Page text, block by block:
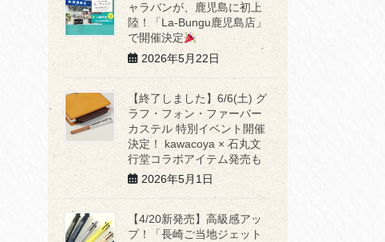
ャラバンが、鹿児島に初上
陸！「La-Bungu鹿児島店」
で開催決定
2026年5月22日
【終了しました】6/6(土) グ
ラフ・フォン・ファーバー
カステル 特別イベント開催
決定！ kawacoya × 石丸文
行堂コラボアイテム発売も
2026年5月1日
【4/20新発売】高級感アッ
プ！「長崎ご当地ジェット